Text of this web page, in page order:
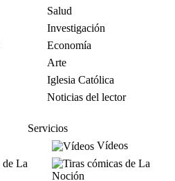
Salud
Investigación
Economía
Arte
Iglesia Católica
Noticias del lector
Servicios
Vídeos